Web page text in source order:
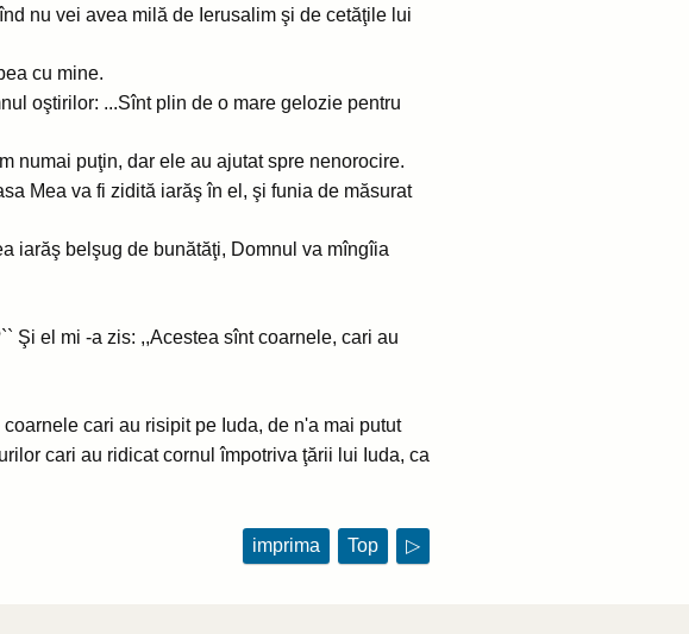
nu vei avea milă de Ierusalim şi de cetăţile lui
cu mine.
oştirilor: ...Sînt plin de o mare gelozie pentru
numai puţin, dar ele au ajutat spre nenorocire.
Mea va fi zidită iarăş în el, şi funia de măsurat
iarăş belşug de bunătăţi, Domnul va mîngîia
Şi el mi -a zis: ,,Acestea sînt coarnele, cari au
cari au risipit pe Iuda, de n'a mai putut
cari au ridicat cornul împotriva ţării lui Iuda, ca
imprima Top ▷